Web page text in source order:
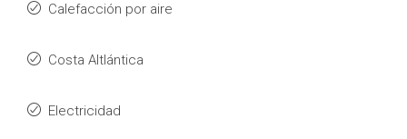
Calefacción por aire
Costa Altlántica
Electricidad